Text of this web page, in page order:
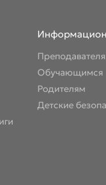
Обучающимся
Родителям
Детские